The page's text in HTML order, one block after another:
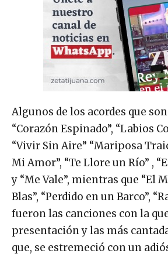
Algunos de los acordes que
“Corazón Espinado”, “Labios
“Vivir Sin Aire” “Mariposa
Mi Amor”, “Te Llore un Río” ,
y “Me Vale”, mientras que “El
Blas”, “Perdido en un Barco”,
fueron las canciones con la
presentación y las más
que, se estremeció con un